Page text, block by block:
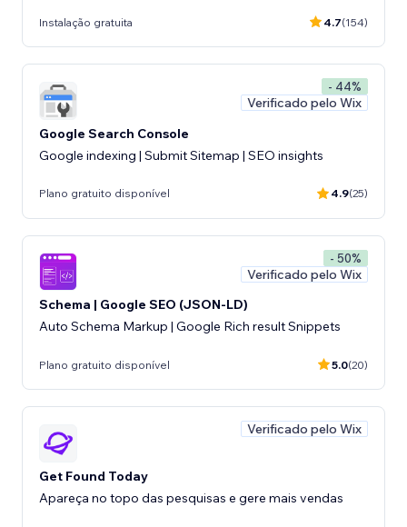
Instalação gratuita 4.7(154)
- 44%
Verificado pelo Wix
Google Search Console
Google indexing | Submit Sitemap | SEO insights
Plano gratuito disponível 4.9(25)
- 50%
Verificado pelo Wix
Schema | Google SEO (JSON-LD)
Auto Schema Markup | Google Rich result Snippets
Plano gratuito disponível 5.0(20)
Verificado pelo Wix
Get Found Today
Apareça no topo das pesquisas e gere mais vendas